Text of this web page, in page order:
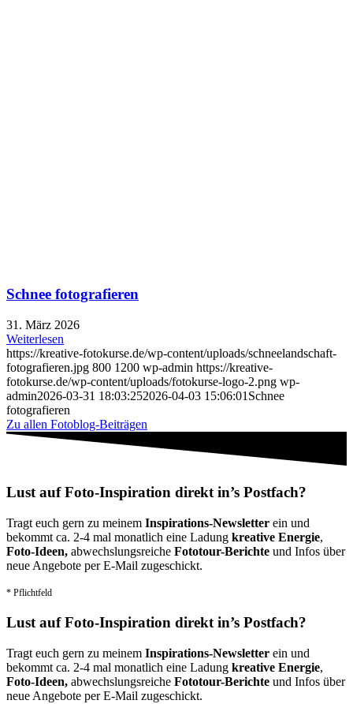
Schnee fotografieren
31. März 2026
Weiterlesen
https://kreative-fotokurse.de/wp-content/uploads/schneelandschaft-
fotografieren.jpg 800 1200 wp-admin https://kreative-
fotokurse.de/wp-content/uploads/fotokurse-logo-2.png wp-
admin2026-03-31 18:03:252026-04-03 15:06:01 Schnee
fotografieren
Zu allen Fotoblog-Beiträgen
Lust auf Foto-Inspiration direkt in’s Postfach?
Tragt euch gern zu meinem Inspirations-Newsletter ein und
bekommt ca. 2-4 mal monatlich eine Ladung kreative Energie,
Foto-Ideen, abwechslungsreiche Fototour-Berichte und Infos über
neue Angebote per E-Mail zugeschickt.
* Pflichtfeld
Lust auf Foto-Inspiration direkt in’s Postfach?
Tragt euch gern zu meinem Inspirations-Newsletter ein und
bekommt ca. 2-4 mal monatlich eine Ladung kreative Energie,
Foto-Ideen, abwechslungsreiche Fototour-Berichte und Infos über
neue Angebote per E-Mail zugeschickt.